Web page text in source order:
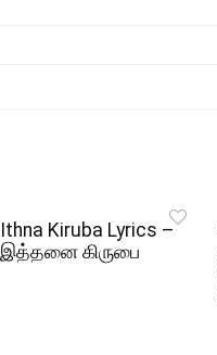
Ithna Kiruba Lyrics –
இத்தனை கிருபை